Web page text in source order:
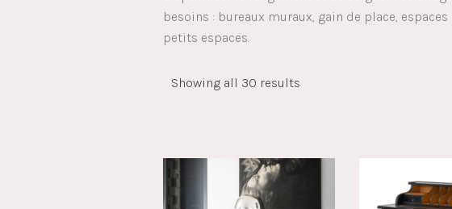
besoins : bureaux muraux, gain de place,
petits espaces.
Showing all 30 results